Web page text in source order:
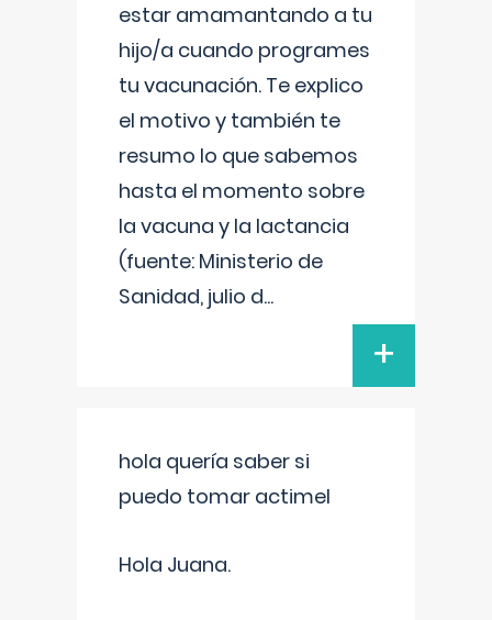
estar amamantando a tu
hijo/a cuando programes
tu vacunación. Te explico
el motivo y también te
resumo lo que sabemos
hasta el momento sobre
la vacuna y la lactancia
(fuente: Ministerio de
Sanidad, julio d...
+
hola quería saber si
puedo tomar actimel
Hola Juana.